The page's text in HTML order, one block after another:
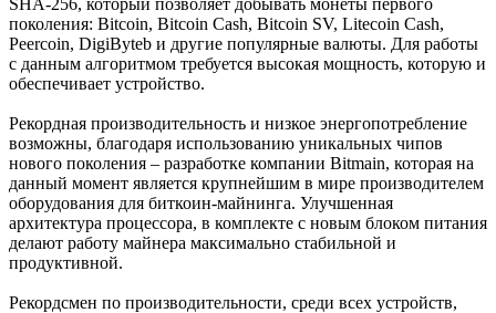
поколения: Bitcoin, Bitcoin Cash, Bitcoin SV, Litecoin Cash,
Peercoin, DigiByteb и другие популярные валюты. Для работы
с данным алгоритмом требуется высокая мощность, которую и
обеспечивает устройство.
Рекордная производительность и низкое энергопотребление
возможны, благодаря использованию уникальных чипов
нового поколения – разработке компании Bitmain, которая на
данный момент является крупнейшим в мире производителем
оборудования для биткоин-майнинга. Улучшенная
архитектура процессора, в комплекте с новым блоком питания
делают работу майнера максимально стабильной и
продуктивной.
Рекордсмен по производительности, среди всех устройств,